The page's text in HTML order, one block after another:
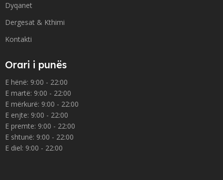
Dyqanet
Dergesat & Kthimi
Kontakti
Orari i punës
E hënë: 9:00 - 22:00
E martë: 9:00 - 22:00
E mërkurë: 9:00 - 22:00
E enjte: 9:00 - 22:00
E premte: 9:00 - 22:00
E shtunë: 9:00 - 22:00
E diel: 9:00 - 22:00